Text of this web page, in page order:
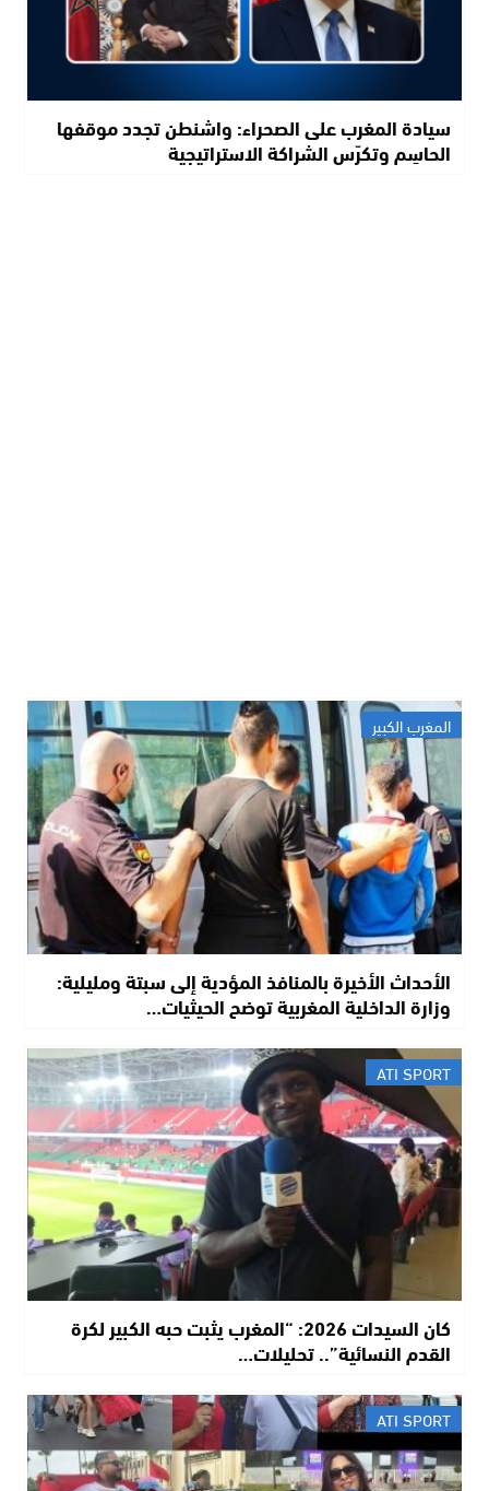
سيادة المغرب على الصحراء: واشنطن تجدد موقفها
الحاسِم وتكرّس الشراكة الاستراتيجية
المغرب الكبير
الأحداث الأخيرة بالمنافذ المؤدية إلى سبتة ومليلية:
وزارة الداخلية المغربية توضح الحيثيات…
ATI SPORT
​كان السيدات 2026: “المغرب يثبت حبه الكبير لكرة
القدم النسائية”.. تحليلات…
ATI SPORT